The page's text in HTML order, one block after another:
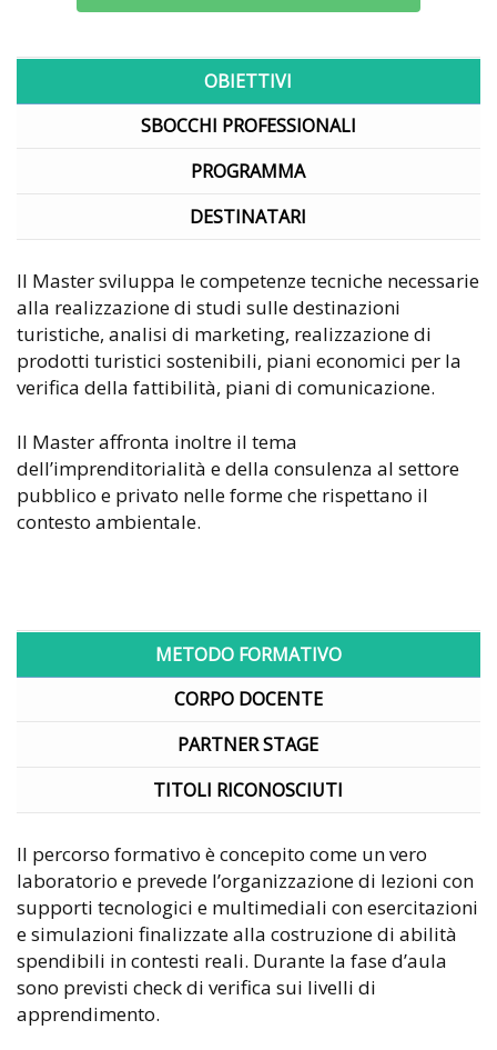
OBIETTIVI
SBOCCHI PROFESSIONALI
PROGRAMMA
DESTINATARI
Il Master sviluppa le competenze tecniche necessarie
alla realizzazione di studi sulle destinazioni
turistiche, analisi di marketing, realizzazione di
prodotti turistici sostenibili, piani economici per la
verifica della fattibilità, piani di comunicazione.
Il Master affronta inoltre il tema
dell’imprenditorialità e della consulenza al settore
pubblico e privato nelle forme che rispettano il
contesto ambientale.
METODO FORMATIVO
CORPO DOCENTE
PARTNER STAGE
TITOLI RICONOSCIUTI
Il percorso formativo è concepito come un vero
laboratorio e prevede l’organizzazione di lezioni con
supporti tecnologici e multimediali con esercitazioni
e simulazioni finalizzate alla costruzione di abilità
spendibili in contesti reali. Durante la fase d’aula
sono previsti check di verifica sui livelli di
apprendimento.